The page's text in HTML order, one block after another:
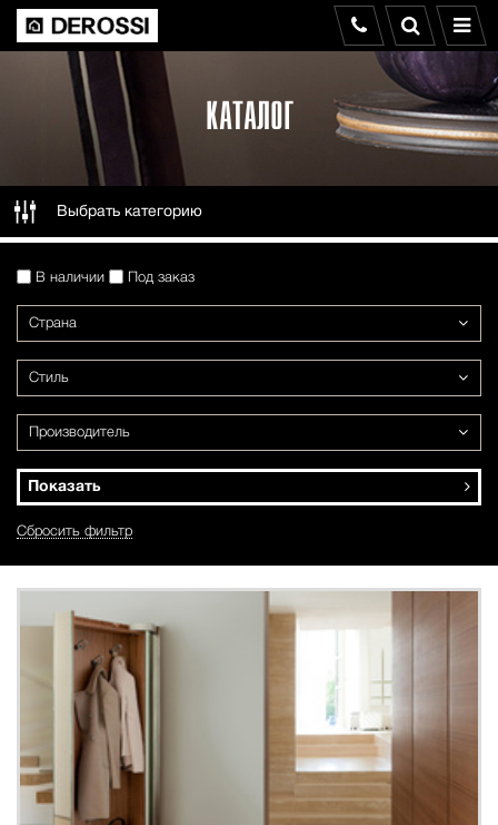
КАТАЛОГ
Выбрать категорию
В наличии Под заказ
Страна
Стиль
Производитель
Показать
Сбросить фильтр